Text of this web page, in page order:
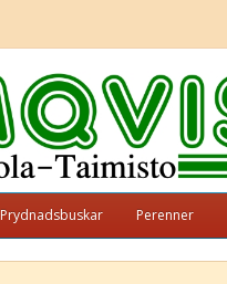
Prydnadsbuskar Perenner